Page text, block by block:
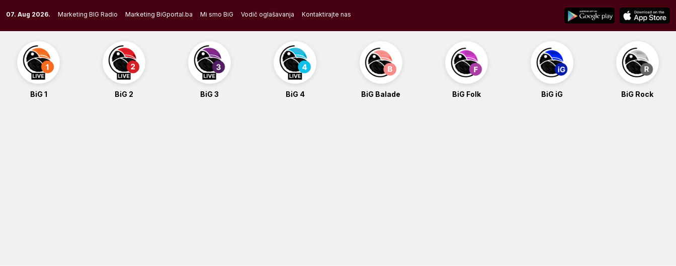
to
content
07. Aug 2026. Marketing BIG Radio Marketing BiGportal.ba Mi smo BiG Vodič oglašavanja Kontaktirajte nas
BiG 1 BiG 2 BiG 3 BiG 4 BiG Balade BiG Folk BiG iG BiG Rock